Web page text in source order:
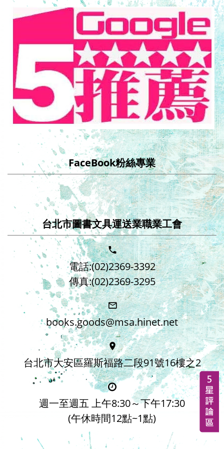
FaceBook粉絲專業
台北市圖書文具運送業職業工會
電話:(02)2369-3392
傳真:(02)2369-3295
books.goods@msa.hinet.net
台北市大安區羅斯福路二段91號16樓之2
週一至週五 上午8:30～下午17:30
(午休時間12點~1點)